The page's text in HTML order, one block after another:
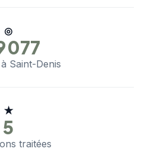
◎
077
Saint-Denis
★
5
traitées